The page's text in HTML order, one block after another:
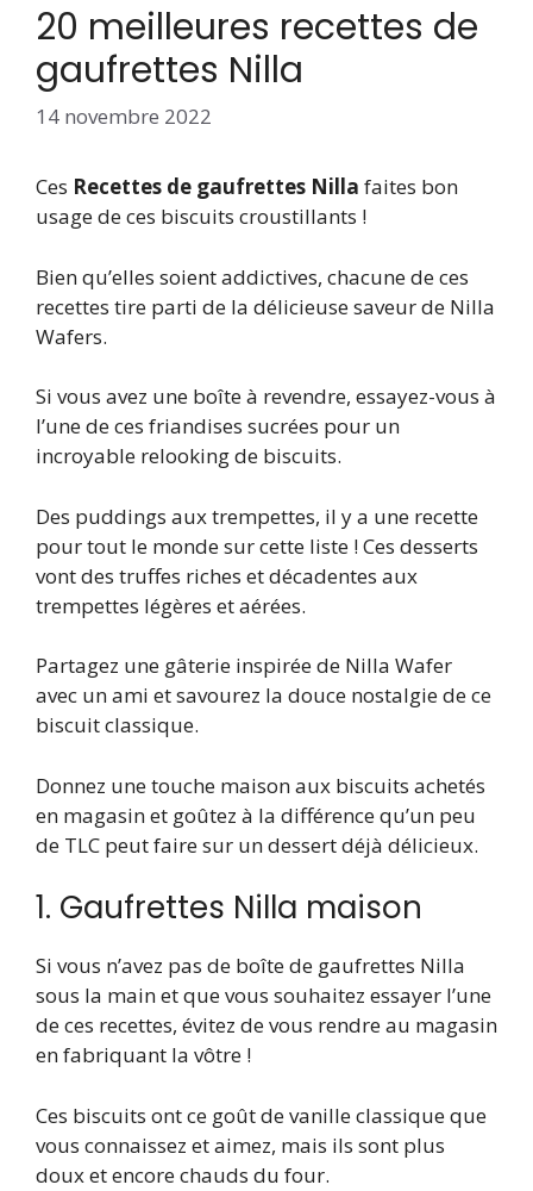
20 meilleures recettes de
gaufrettes Nilla
14 novembre 2022
Ces Recettes de gaufrettes Nilla faites bon
usage de ces biscuits croustillants !
Bien qu’elles soient addictives, chacune de ces
recettes tire parti de la délicieuse saveur de Nilla
Wafers.
Si vous avez une boîte à revendre, essayez-vous à
l’une de ces friandises sucrées pour un
incroyable relooking de biscuits.
Des puddings aux trempettes, il y a une recette
pour tout le monde sur cette liste ! Ces desserts
vont des truffes riches et décadentes aux
trempettes légères et aérées.
Partagez une gâterie inspirée de Nilla Wafer
avec un ami et savourez la douce nostalgie de ce
biscuit classique.
Donnez une touche maison aux biscuits achetés
en magasin et goûtez à la différence qu’un peu
de TLC peut faire sur un dessert déjà délicieux.
1. Gaufrettes Nilla maison
Si vous n’avez pas de boîte de gaufrettes Nilla
sous la main et que vous souhaitez essayer l’une
de ces recettes, évitez de vous rendre au magasin
en fabriquant la vôtre !
Ces biscuits ont ce goût de vanille classique que
vous connaissez et aimez, mais ils sont plus
doux et encore chauds du four.